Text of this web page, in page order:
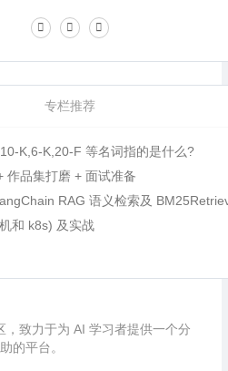
专栏推荐
K,6-K,20-F 等名词指的是什么?
作品集打磨 + 面试准备
RAG 语义检索及
和 k8s) 及实战
致力于为 AI 学习者提供一个分
的平台。